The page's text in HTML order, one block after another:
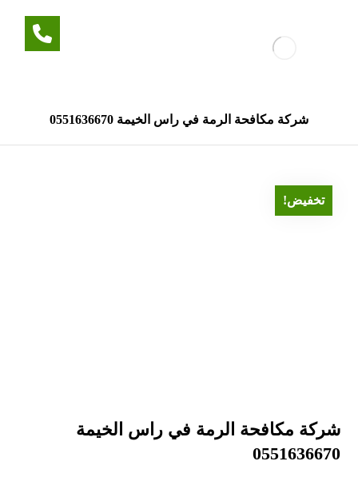
شركة مكافحة الرمة في راس الخيمة 0551636670
تخفيض!
شركة مكافحة الرمة في راس الخيمة
0551636670